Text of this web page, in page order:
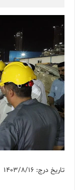
تاریخ درج: 1403/8/16